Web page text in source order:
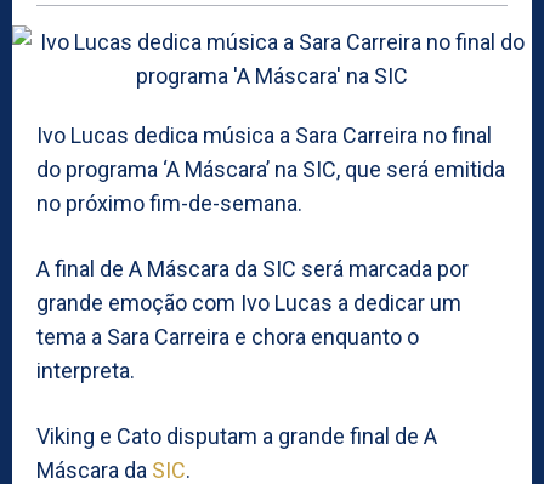
Ivo Lucas dedica música a Sara Carreira no final
do programa ‘A Máscara’ na SIC, que será emitida
no próximo fim-de-semana.
A final de A Máscara da SIC será marcada por
grande emoção com Ivo Lucas a dedicar um
tema a Sara Carreira e chora enquanto o
interpreta.
Viking e Cato disputam a grande final de A
Máscara da SIC.